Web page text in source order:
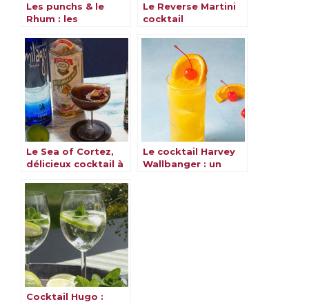
Les punchs & le
Rhum : les
Le Reverse Martini
cocktail
Le Sea of Cortez,
délicieux cocktail à
Le cocktail Harvey
Wallbanger : un
Cocktail Hugo :